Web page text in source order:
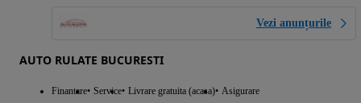
Vezi anunțurile
AUTO RULATE BUCURESTI
Finantare Service Livrare gratuita (acasa) Asigurare